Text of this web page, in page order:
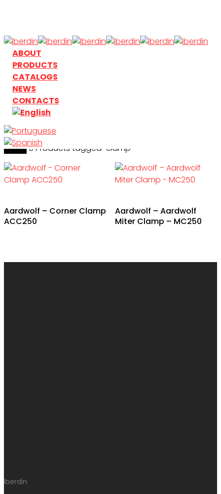
main
content
search
Menu
ABOUT
PRODUCTS
CATALOGS
NEWS
CONTACTS
search
Home Products tagged “clamp”
Aardwolf – Corner Clamp
ACC250
Aardwolf – Aardwolf
Miter Clamp – MC250
Iberdin